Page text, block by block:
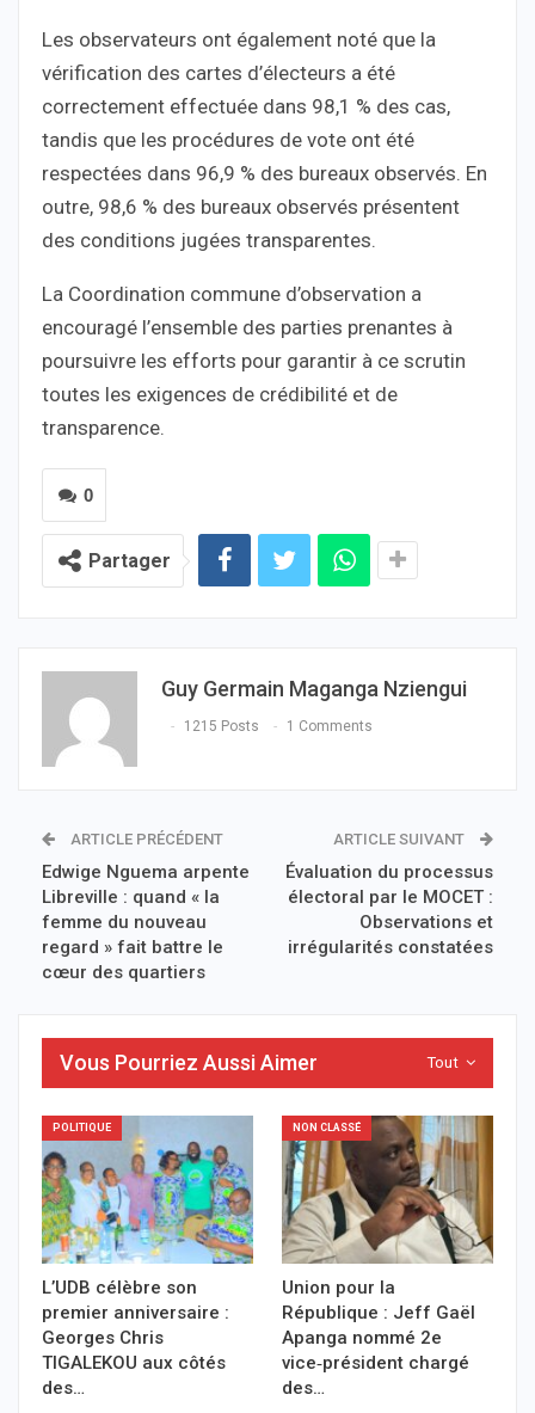
Les observateurs ont également noté que la
vérification des cartes d’électeurs a été
correctement effectuée dans 98,1 % des cas,
tandis que les procédures de vote ont été
respectées dans 96,9 % des bureaux observés. En
outre, 98,6 % des bureaux observés présentent
des conditions jugées transparentes.
La Coordination commune d’observation a
encouragé l’ensemble des parties prenantes à
poursuivre les efforts pour garantir à ce scrutin
toutes les exigences de crédibilité et de
transparence.
0
Partager
Guy Germain Maganga Nziengui
1215 Posts 1 Comments
ARTICLE PRÉCÉDENT
Edwige Nguema arpente
Libreville : quand « la
femme du nouveau
regard » fait battre le
cœur des quartiers
ARTICLE SUIVANT
Évaluation du processus
électoral par le MOCET :
Observations et
irrégularités constatées
Tout
Vous Pourriez Aussi Aimer
POLITIQUE
L’UDB célèbre son
premier anniversaire :
Georges Chris
TIGALEKOU aux côtés
des…
NON CLASSÉ
Union pour la
République : Jeff Gaël
Apanga nommé 2e
vice‑président chargé
des…